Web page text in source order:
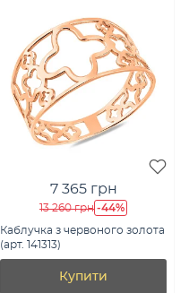
7 365 грн
13 260 грн -44%
Каблучка з червоного золота
(арт. 141313)
Купити